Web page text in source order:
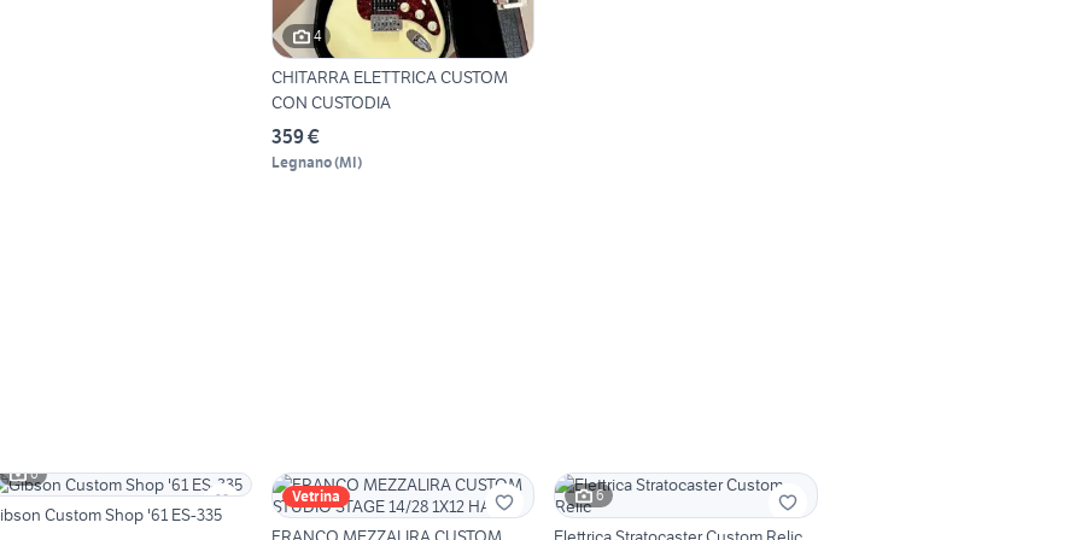
4
CHITARRA ELETTRICA CUSTOM
CON CUSTODIA
359 €
Legnano(MI)
6
Custom Shop '61 ES-335
Vetrina 6